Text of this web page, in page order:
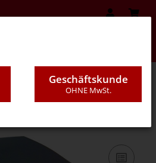
Geschäftskunde
OHNE MwSt.